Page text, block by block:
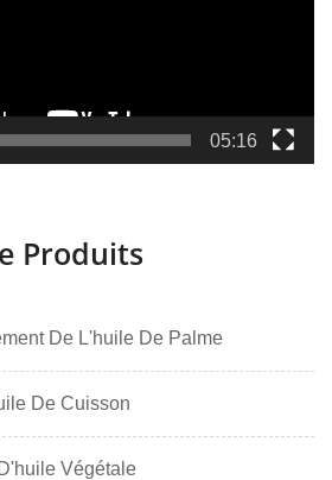
05:16
Produits
De L'huile De Palme
De Cuisson
Végétale